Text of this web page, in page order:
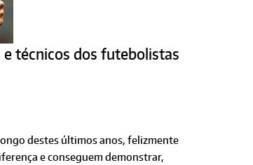
e técnicos dos futebolistas
destes últimos anos, felizmente
e conseguem demonstrar,